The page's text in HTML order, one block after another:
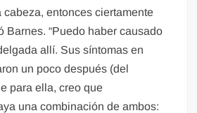
cabeza, entonces ciertamente
Barnes. “Puedo haber causado
allí. Sus síntomas en
un poco después (del
para ella, creo que
una combinación de ambos: